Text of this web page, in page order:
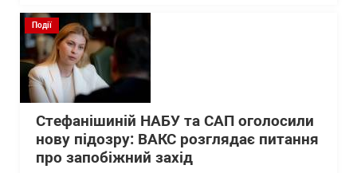
Події
Стефанішиній НАБУ та САП оголосили
нову підозру: ВАКС розглядає питання
про запобіжний захід